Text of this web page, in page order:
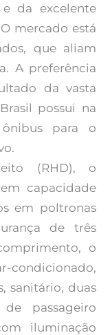
da excelente
mercado está
que aliam
A preferência
da vasta
possui na
para o
(RHD), o
capacidade
em poltronas
de três
o
condicionado,
sanitário, duas
passageiro
iluminação